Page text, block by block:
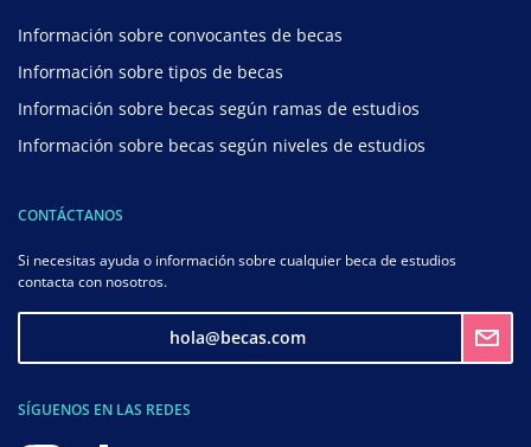
Información sobre convocantes de becas
Información sobre tipos de becas
Información sobre becas según ramas de estudios
Información sobre becas según niveles de estudios
CONTÁCTANOS
Si necesitas ayuda o información sobre cualquier beca de estudios
contacta con nosotros.
hola@becas.com
SÍGUENOS EN LAS REDES